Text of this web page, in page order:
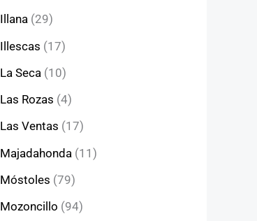
Illana (29)
Illescas (17)
La Seca (10)
Las Rozas (4)
Las Ventas (17)
Majadahonda (11)
Móstoles (79)
Mozoncillo (94)